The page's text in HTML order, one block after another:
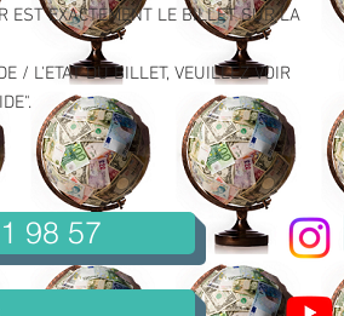
EST EXACTEMENT LE BILLET SUR LA
/ L'ETAT DU BILLET, VEUILLEZ VOIR
98 57